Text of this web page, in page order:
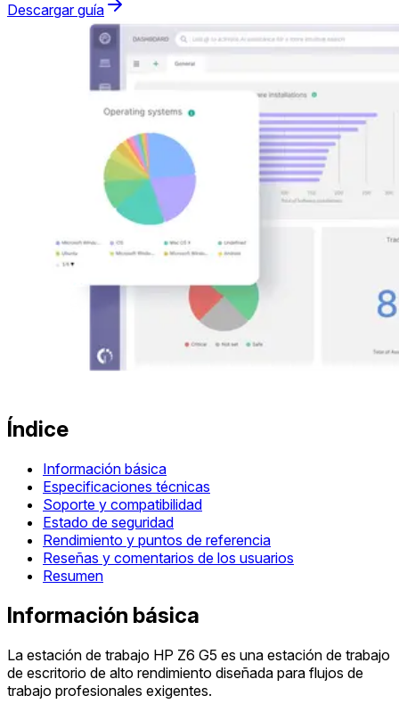
Descargar guía
Índice
Información básica
Especificaciones técnicas
Soporte y compatibilidad
Estado de seguridad
Rendimiento y puntos de referencia
Reseñas y comentarios de los usuarios
Resumen
Información básica
La estación de trabajo HP Z6 G5 es una estación de trabajo
de escritorio de alto rendimiento diseñada para flujos de
trabajo profesionales exigentes.